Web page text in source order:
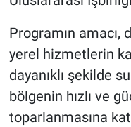
Programın
yerel hizmetlerin
dayanıklı şekilde
bölgenin hızlı ve
toparlanmasına